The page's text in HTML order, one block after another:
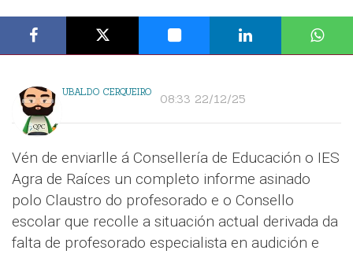
UBALDO CERQUEIRO 08:33 22/12/25
Vén de enviarlle á Consellería de Educación o IES
Agra de Raíces un completo informe asinado
polo Claustro do profesorado e o Consello
escolar que recolle a situación actual derivada da
falta de profesorado especialista en audición e